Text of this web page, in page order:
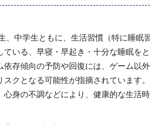
、中学生ともに、生活習慣（特に睡
ている、早寝・早起き・十分な睡眠を
存傾向の予防や回復には、ゲーム以
スクとなる可能性が指摘されています。
心身の不調などにより、健康的な生活